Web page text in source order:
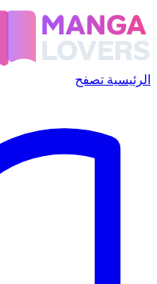
الرئيسية تصفح